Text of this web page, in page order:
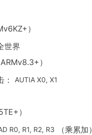
）
世界
）
：
AUTIA X0, X1
）
R0, R1, R2, R3
（乘累加）